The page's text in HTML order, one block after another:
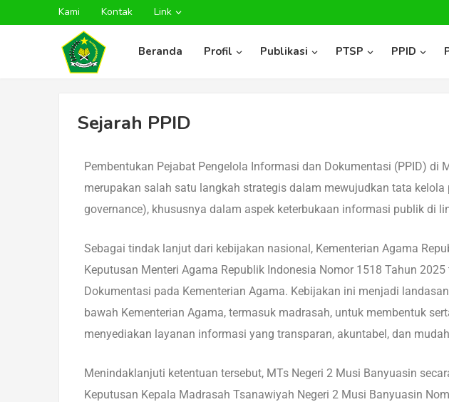
Kami Kontak Link
Beranda Profil Publikasi PTSP PPID
Sejarah PPID
Pembentukan Pejabat Pengelola Informasi dan Dokumentasi (PPID) di
merupakan salah satu langkah strategis dalam mewujudkan tata
governance), khususnya dalam aspek keterbukaan informasi publik di
Sebagai tindak lanjut dari kebijakan nasional, Kementerian Agama
Keputusan Menteri Agama Republik Indonesia Nomor 1518 Tahun
Dokumentasi pada Kementerian Agama. Kebijakan ini menjadi
bawah Kementerian Agama, termasuk madrasah, untuk membentuk
menyediakan layanan informasi yang transparan, akuntabel, dan
Menindaklanjuti ketentuan tersebut, MTs Negeri 2 Musi Banyuasin
Keputusan Kepala Madrasah Tsanawiyah Negeri 2 Musi Banyuasin